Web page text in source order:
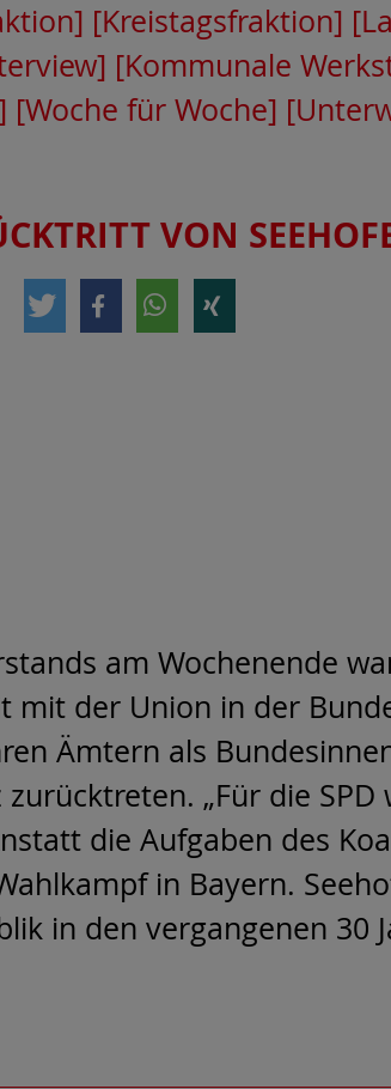
[Kreistagsfraktion]
[Kommunale
[Woche für Woche]
VON
am Wochenende
mit der Union in der
Ämtern als
„Für die
die Aufgaben des
in Bayern.
in den vergangenen 30